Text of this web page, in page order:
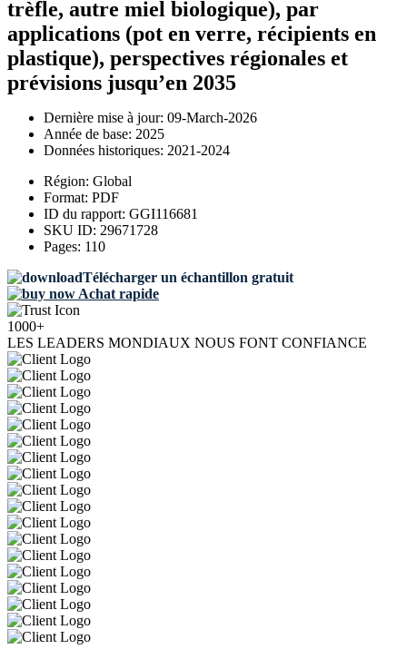
trèfle, autre miel biologique), par
applications (pot en verre, récipients en
plastique), perspectives régionales et
prévisions jusqu’en 2035
Dernière mise à jour: 09-March-2026
Année de base: 2025
Données historiques: 2021-2024
Région: Global
Format: PDF
ID du rapport: GGI116681
SKU ID: 29671728
Pages: 110
Télécharger un échantillon gratuit
Achat rapide
1000+
LES LEADERS MONDIAUX NOUS FONT CONFIANCE